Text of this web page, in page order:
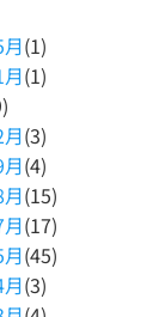
月(1)
月(1)
月(3)
月(4)
月(15)
月(17)
月(45)
月(3)